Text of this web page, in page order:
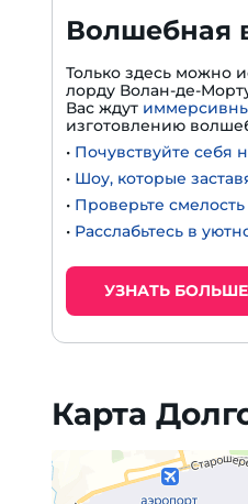
Волшебная
Только здесь можно
лорду Волан-де-
Вас ждут
изготовлению
• Почувствуйте себя
• Шоу, которые
• Проверьте
• Расслабьтесь в
УЗНАТЬ БОЛЬШЕ
Карта
Яндекс Карты —